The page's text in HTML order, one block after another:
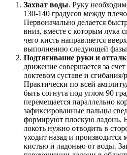
Захват воды. Руку
130-140 градусов между
Первоначально делается
вниз, вместе с которым лука
чего кисть направляется
выполнению следующей фазы
Подтягивание руки и
движение совершается за
локтевом суставе и сгибания/
Практически по всей
быть согнута под углом 90
перемещается параллельно
зафиксированные пальцы
формируют плоскую ладонь.
локоть нужно отводить в
уходит назад и производится
кистью и ладонью от воды.